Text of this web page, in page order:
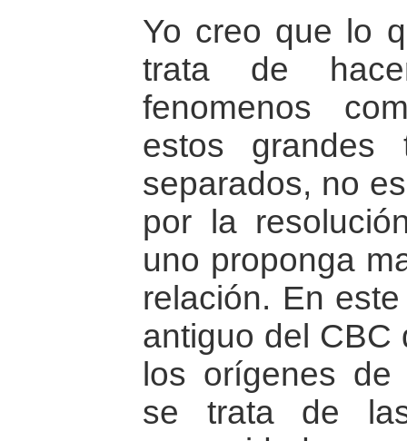
Yo creo que lo
trata de
fenomenos
estos grandes
separados, no
por la
uno proponga
relación. En
antiguo del CBC
los orígenes
se trata de